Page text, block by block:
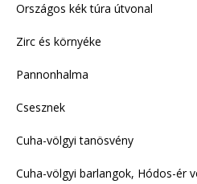
Országos kék túra útvonal
Zirc és környéke
Pannonhalma
Csesznek
Cuha-völgyi tanösvény
Cuha-völgyi barlangok, Hódos-ér